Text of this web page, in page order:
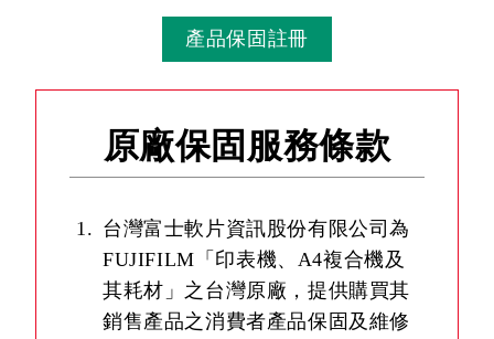
產品保固註冊
原廠保固服務條款
台灣富士軟片資訊股份有限公司為
FUJIFILM「印表機、A4複合機及
其耗材」之台灣原廠，提供購買其
銷售產品之消費者產品保固及維修